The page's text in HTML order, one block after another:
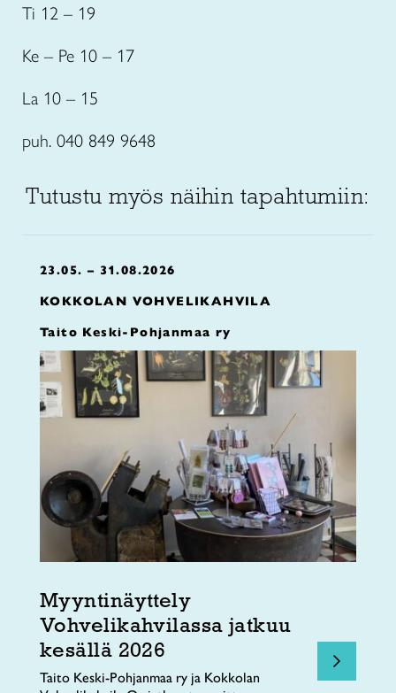
Ti 12 – 19
Ke – Pe 10 – 17
La 10 – 15
puh. 040 849 9648
Tutustu myös näihin tapahtumiin:
23.05. – 31.08.2026
KOKKOLAN VOHVELIKAHVILA
Taito Keski-Pohjanmaa ry
Myyntinäyttely
Vohvelikahvilassa jatkuu
kesällä 2026
Taito Keski-Pohjanmaa ry ja Kokkolan